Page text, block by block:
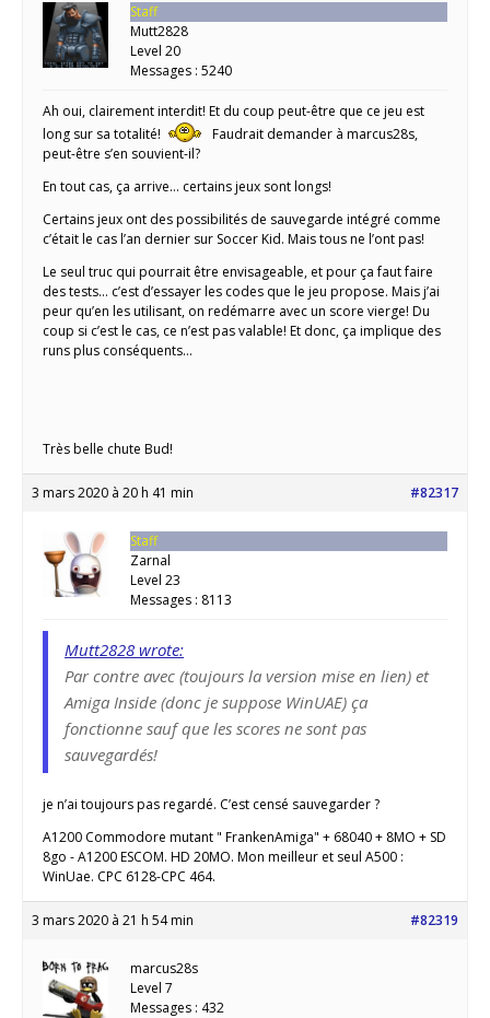
Staff
Mutt2828
Level 20
Messages : 5240
Ah oui, clairement interdit! Et du coup peut-être que ce jeu est
long sur sa totalité!
Faudrait demander à marcus28s,
peut-être s’en souvient-il?
En tout cas, ça arrive… certains jeux sont longs!
Certains jeux ont des possibilités de sauvegarde intégré comme
c’était le cas l’an dernier sur Soccer Kid. Mais tous ne l’ont pas!
Le seul truc qui pourrait être envisageable, et pour ça faut faire
des tests… c’est d’essayer les codes que le jeu propose. Mais j’ai
peur qu’en les utilisant, on redémarre avec un score vierge! Du
coup si c’est le cas, ce n’est pas valable! Et donc, ça implique des
runs plus conséquents…
Très belle chute Bud!
3 mars 2020 à 20 h 41 min #82317
Staff
Zarnal
Level 23
Messages : 8113
Mutt2828 wrote:
Par contre avec (toujours la version mise en lien) et
Amiga Inside (donc je suppose WinUAE) ça
fonctionne sauf que les scores ne sont pas
sauvegardés!
je n’ai toujours pas regardé. C’est censé sauvegarder ?
A1200 Commodore mutant " FrankenAmiga" + 68040 + 8MO + SD
8go - A1200 ESCOM. HD 20MO. Mon meilleur et seul A500 :
WinUae. CPC 6128-CPC 464.
3 mars 2020 à 21 h 54 min #82319
marcus28s
Level 7
Messages : 432